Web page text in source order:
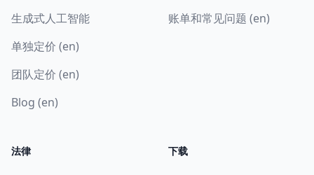
生成式人工智能
单独定价 (en)
团队定价 (en)
Blog (en)
账单和常见问题 (en)
法律 下载